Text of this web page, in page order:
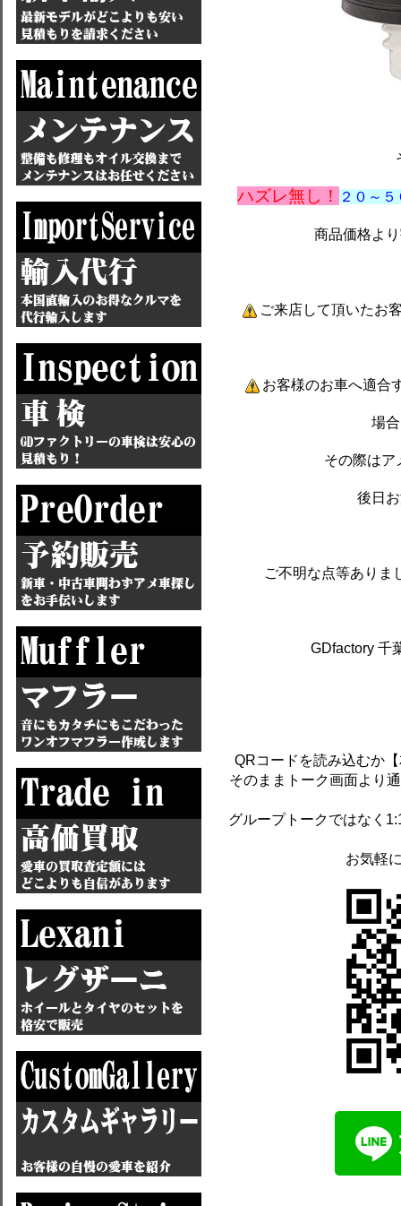
ハズレ無し！ ２０～５
商品価格よ
ご来店して頂いたお
お客様のお車へ適合
場
その際はア
後日
ご不明な点等ありま
GDfactory 千
QRコードを読み込むか
そのままトーク画面より
グループトークではなく
お気軽